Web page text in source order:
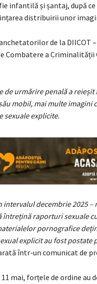
infantilă și șantaj, după
distribuirii unor
de la DIICOT
Combatere a
de urmărire penală a
mobil, mai multe imagini
sexuale explicite.
intervalul decembrie 2025 –
întrețină raporturi sexuale
pornografice
explicit au fost postate
într-un comunicat de
mai, forțele de ordine au